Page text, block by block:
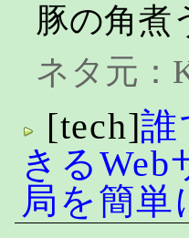
豚の角煮
ネタ元：
[tech]誰
きる
局を簡単